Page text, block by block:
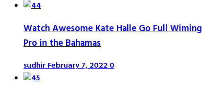
Watch Awesome Kate Halle Go Full Wiming
Pro in the Bahamas
sudhirFebruary 7, 20220